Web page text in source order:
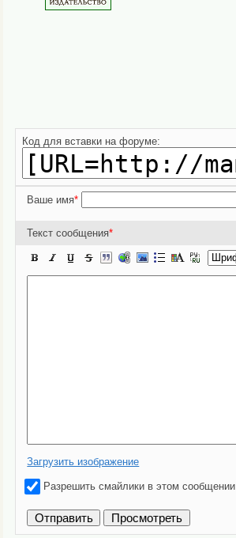
Код для вставки на форуме:
Ваше имя*
Текст сообщения*
Загрузить изображение
Разрешить смайлики в этом сообщении